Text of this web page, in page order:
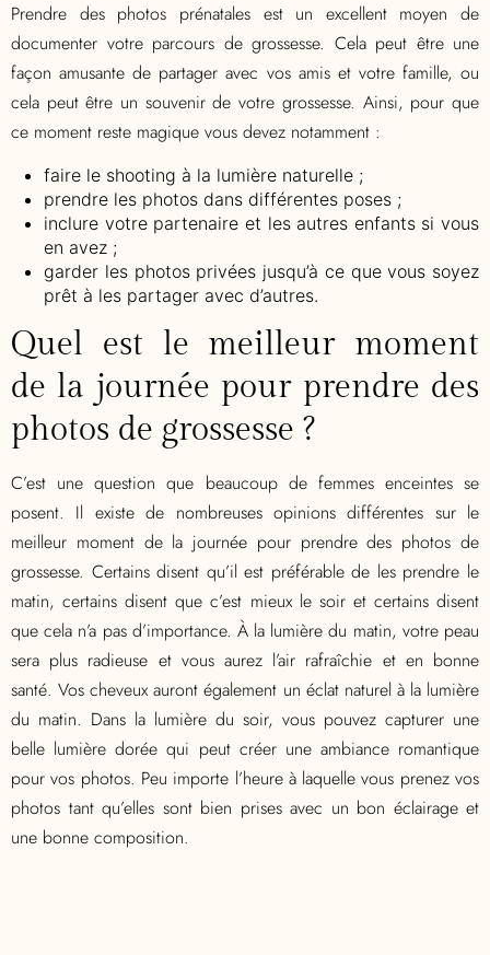
Prendre des photos prénatales est un excellent moyen de
documenter votre parcours de grossesse. Cela peut être une
façon amusante de partager avec vos amis et votre famille, ou
cela peut être un souvenir de votre grossesse. Ainsi, pour que
ce moment reste magique vous devez notamment :
faire le shooting à la lumière naturelle ;
prendre les photos dans différentes poses ;
inclure votre partenaire et les autres enfants si vous
en avez ;
garder les photos privées jusqu’à ce que vous soyez
prêt à les partager avec d’autres.
Quel est le meilleur moment
de la journée pour prendre des
photos de grossesse ?
C’est une question que beaucoup de femmes enceintes se
posent. Il existe de nombreuses opinions différentes sur le
meilleur moment de la journée pour prendre des photos de
grossesse. Certains disent qu’il est préférable de les prendre le
matin, certains disent que c’est mieux le soir et certains disent
que cela n’a pas d’importance. À la lumière du matin, votre peau
sera plus radieuse et vous aurez l’air rafraîchie et en bonne
santé. Vos cheveux auront également un éclat naturel à la lumière
du matin. Dans la lumière du soir, vous pouvez capturer une
belle lumière dorée qui peut créer une ambiance romantique
pour vos photos. Peu importe l’heure à laquelle vous prenez vos
photos tant qu’elles sont bien prises avec un bon éclairage et
une bonne composition.